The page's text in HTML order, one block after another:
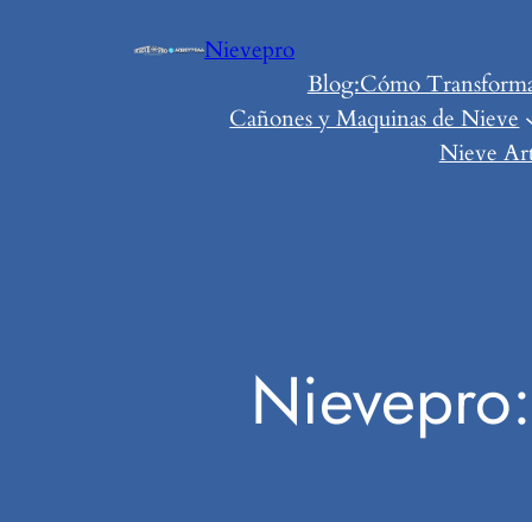
Nievepro
Blog:Cómo
Cañones y Maquinas de Nieve
Nieve